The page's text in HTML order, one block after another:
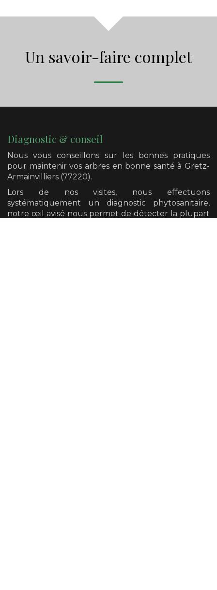
Un savoir-faire complet
Diagnostic & conseil
Nous vous conseillons sur les bonnes pratiques
pour maintenir vos arbres en bonne santéà Gretz-
Armainvilliers (77220).
Lors de nos visites, nous effectuons
systématiquement un diagnostic phytosanitaire,
notre œil avisé nous permet de détecter la plupart